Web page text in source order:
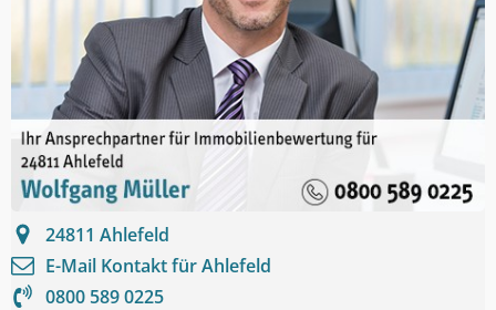
24811 Ahlefeld
E-Mail Kontakt fürAhlefeld
0800 589 0225